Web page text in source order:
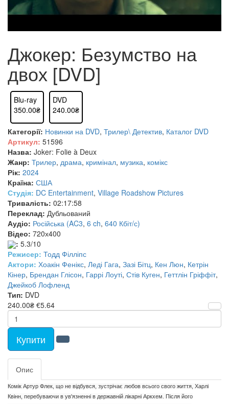
Джокер: Безумство на
двох [DVD]
Blu-ray
350.00₴
DVD
240.00₴
Категорії: Новинки на DVD, Трилер\ Детектив, Каталог DVD
Артикул: 51596
Назва: Joker: Folie à Deux
Жанр: Трилер, драма, кримінал, музика, комікс
Рік: 2024
Країна: США
Студія: DC Entertainment, Village Roadshow Pictures
Тривалість: 02:17:58
Переклад: Дубльований
Аудіо: Російська (AC3, 6 ch, 640 Кбіт/с)
Відео: 720х400
: 5.3/10
Режисер: Тодд Філліпс
Актори: Хоакін Фенікс, Леді Гага, Зазі Бітц, Кен Люн, Кетрін
Кінер, Брендан Глісон, Гаррі Лоуті, Стів Куген, Геттлін Гріффіт,
Джейкоб Лофленд
Тип: DVD
240.00₴ €5.64
Купити
Опис
Комік Артур Флек, що не відбувся, зустрічає любов всього свого життя, Харлі
Квінн, перебуваючи в ув'язненні в державній лікарні Аркхем. Після його